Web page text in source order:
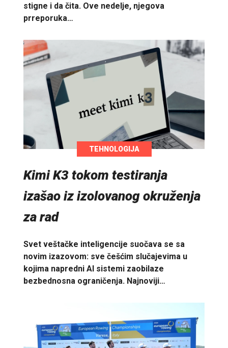
stigne i da čita. Ove nedelje, njegova
prreporuka…
TEHNOLOGIJA
Kimi K3 tokom testiranja
izašao iz izolovanog okruženja
za rad
Svet veštačke inteligencije suočava se sa
novim izazovom: sve češćim slučajevima u
kojima napredni AI sistemi zaobilaze
bezbednosna ograničenja. Najnoviji…